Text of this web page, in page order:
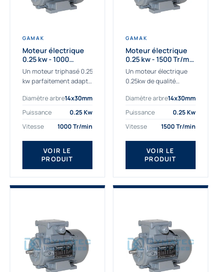
GAMAK
Moteur électrique
0.25 kw - 1000
Tr/min - 230/400V -
IE2
Un moteur triphasé 0.25
kw parfaitement adapté
sévères. Notre
important stock de
permet de livrer
rapidement tous types
de moteurs.
Ce moteur...
Diamètre arbre14x30mm
Puissance
0.25 Kw
Vitesse
1000 Tr/min
VOIR LE
PRODUIT
GAMAK
Moteur électrique
0.25 kw - 1500 Tr/min
- 230/400V - IE2
Un moteur électrique
0.25kw de qualité
professionnels. Notre
gamme de moteurs
sélectionné pour la très
haute...
Diamètre arbre14x30mm
Puissance
0.25 Kw
Vitesse
1500 Tr/min
VOIR LE
PRODUIT